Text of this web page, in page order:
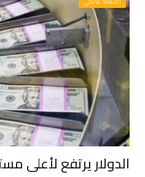
الدولار يرتفع لأعلى